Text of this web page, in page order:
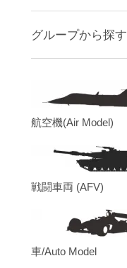
グループから探す
航空機(Air Model)
戦闘車両 (AFV)
車/Auto Model